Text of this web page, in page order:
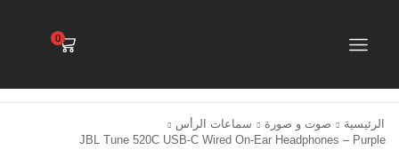
0
الرئيسية صوت و صورة
سماعات الرأس
JBL Tune 520C USB-C Wired On-Ear Headphones – Purple